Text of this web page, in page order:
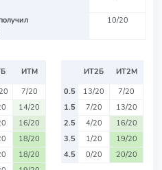
10/20
ИТМ
7/20
14/20
16/20
18/20
18/20
ИТ2Б
ИТ2М
0.5
13/20
7/20
1.5
7/20
13/20
2.5
4/20
16/20
3.5
1/20
19/20
4.5
0/20 20/20